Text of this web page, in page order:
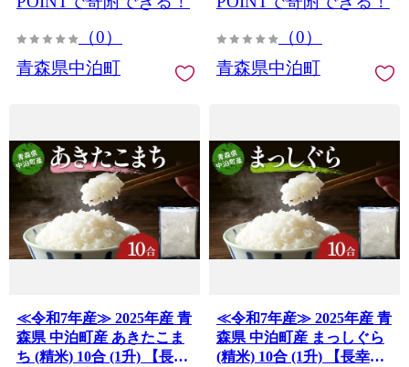
（0）
青森県中泊町
（0）
青森県中泊町
≪令和7年産≫ 2025年産 青
森県 中泊町産 あきたこま
ち (精米) 10合 (1升) 【長
≪令和7年産≫ 2025年産 青
森県 中泊町産 まっしぐら
(精米) 10合 (1升) 【長幸】